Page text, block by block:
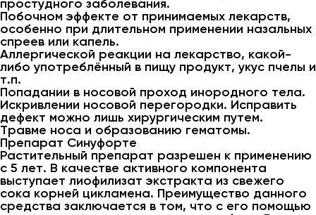
простудного заболевания.
Побочном эффекте от принимаемых лекарств,
особенно при длительном применении назальных
спреев или капель.
Аллергической реакции на лекарство, какой-
либо употреблённый в пищу продукт, укус пчелы и
т.п.
Попадании в носовой проход инородного тела.
Искривлении носовой перегородки. Исправить
дефект можно лишь хирургическим путем.
Травме носа и образованию гематомы.
Препарат Синуфорте
Растительный препарат разрешен к применению
с 5 лет. В качестве активного компонента
выступает лиофилизат экстракта из свежего
сока корней цикламена. Преимущество данного
средства заключается в том, что с его помощью